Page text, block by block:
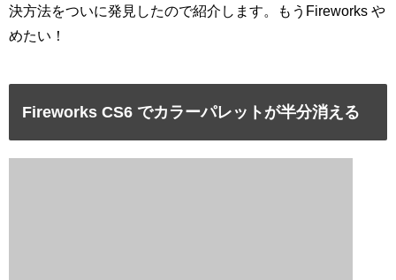
決方法をついに発見したので紹介します。もうFireworks や
めたい！
Fireworks CS6 でカラーパレットが半分消える